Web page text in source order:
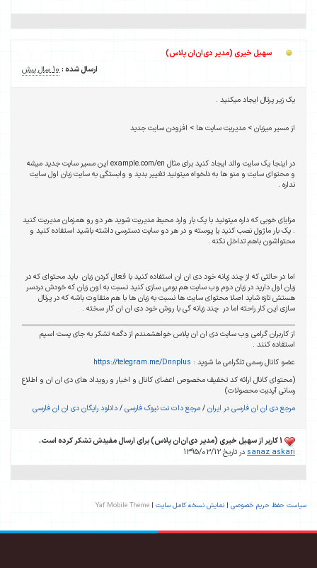
سهیل خیری (مدیر دی‌ان‌ان پلاس)
ارسال شده : 10 سال پیش
یک زیر پرتال ایجاد میکنید .
از مسیر میزبان > مدیریت سایت ها > افزودن سایت جدید
در اینجا یک سایت والد ایجاد کنید برای مثال example.com/en این مسیر سایت جدید میشه
و محتوای سایت و منو ها به دلخواه میتونید تغییر بدید و وابستگی به سایت زبان اول سایت
نداره .
مزایای خوبی که داره میتونید با یک بار وارد محیط مدیریت شوید هر دو رو همزمان مدیریت کنید
. یک بار ماژول نصب کنید یا پوسته و در هر دو سایت دسترسی داشته باشید استفاده کنید و
محتواشون باهم تداخل نکنه .
اما در حالتی که از چند زبانه خود دی ان ان استفاده کنید با فعال کردن زبان باید محتوای که در
زبان اول دارید در زبان دوم وب سایت هم بومی سازی کنید نسبت به اون زبان که خودش دردسر
هستش تازه شاید اصلا محتوای سایت ها نسبت به زبان ها با هم متفاوت باشه که در پرتال
سازی این کار راحته اما در چند زبانه گی با روش خود دی ان ان کار سخته .
از کاربران گرامی وب سایت دی ان ان پلاس خواهشمندم از دگمه تشکر به جای پست اسپم
استفاده کنند .
عضو کانال رسمی تلگرامی ما شوید : https://telegram.me/Dnnplus
(محتوای کانال ارائه کد تخفیف مخصوص اعضای کانال و اخبار و رویداد های دی ان ان و اطلاع
رسانی آپدیت محصولات)
مرجع دی ان ان فارسی در ایران/مرجع دات نت نیوک فارسی/دانلود رایگان دی ان ان فارسی
sanaz askari در تاریخ 1395/03/12
سیاست حفظ حریم خصوصی | نمایش نسخه کامل سایت |
Yaf Mobile Theme